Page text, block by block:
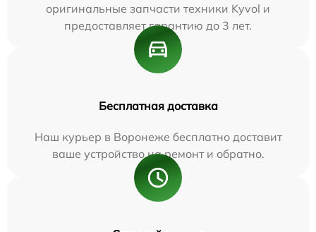
оригинальные запчасти техники Kyvol и
предоставляет гарантию до 3 лет.
Бесплатная доставка
Наш курьер в Воронеже бесплатно доставит
ваше устройство на ремонт и обратно.